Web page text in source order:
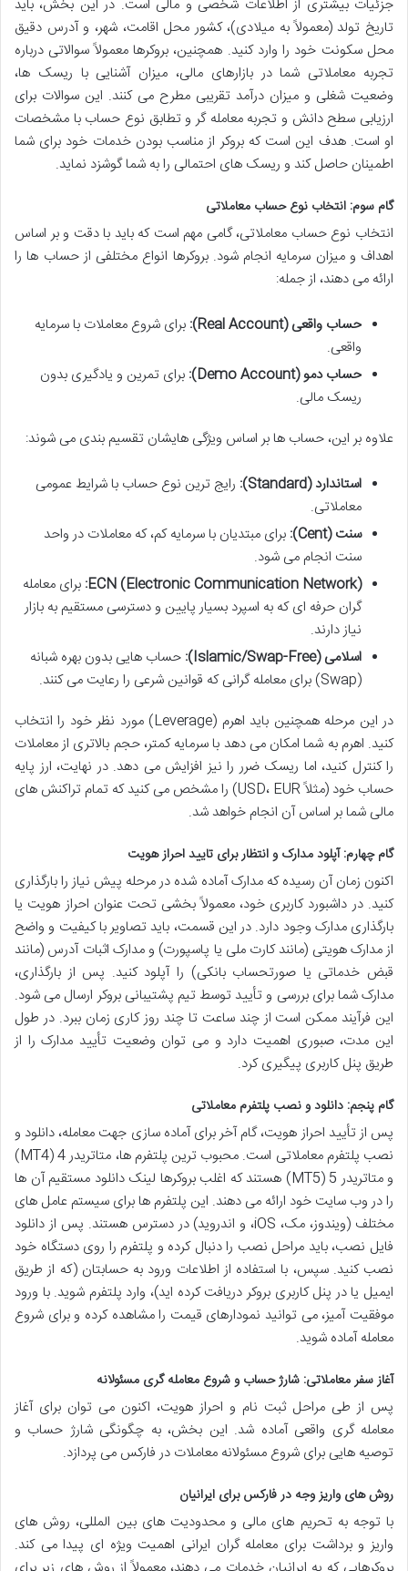
جزئیات بیشتری از اطلاعات شخصی و مالی است. در این بخش، باید
تاریخ تولد (معمولاً به میلادی)، کشور محل اقامت، شهر، و آدرس دقیق
محل سکونت خود را وارد کنید. همچنین، بروکرها معمولاً سوالاتی درباره
تجربه معاملاتی شما در بازارهای مالی، میزان آشنایی با ریسک ها،
وضعیت شغلی و میزان درآمد تقریبی مطرح می کنند. این سوالات برای
ارزیابی سطح دانش و تجربه معامله گر و تطابق نوع حساب با مشخصات
او است. هدف این است که بروکر از مناسب بودن خدمات خود برای شما
اطمینان حاصل کند و ریسک های احتمالی را به شما گوشزد نماید.
گام سوم: انتخاب نوع حساب معاملاتی
انتخاب نوع حساب معاملاتی، گامی مهم است که باید با دقت و بر اساس
اهداف و میزان سرمایه انجام شود. بروکرها انواع مختلفی از حساب ها را
ارائه می دهند، از جمله:
حساب واقعی (Real Account):
برای شروع معاملات با سرمایه
واقعی.
حساب دمو (Demo Account):
برای تمرین و یادگیری بدون
ریسک مالی.
علاوه بر این، حساب ها بر اساس ویژگی هایشان تقسیم بندی می شوند:
استاندارد (Standard):
رایج ترین نوع حساب با شرایط عمومی
معاملاتی.
سنت (Cent):
برای مبتدیان با سرمایه کم، که معاملات در واحد
سنت انجام می شود.
ECN (Electronic Communication Network): برای معامله
گران حرفه ای که به اسپرد بسیار پایین و دسترسی مستقیم به بازار
نیاز دارند.
اسلامی (Islamic/Swap-Free):
حساب هایی بدون بهره شبانه
(Swap) برای معامله گرانی که قوانین شرعی را رعایت می کنند.
در این مرحله همچنین باید اهرم (Leverage) مورد نظر خود را انتخاب
کنید. اهرم به شما امکان می دهد با سرمایه کمتر، حجم بالاتری از معاملات
را کنترل کنید، اما ریسک ضرر را نیز افزایش می دهد. در نهایت، ارز پایه
حساب خود (مثلاً USD، EUR) را مشخص می کنید که تمام تراکنش های
مالی شما بر اساس آن انجام خواهد شد.
گام چهارم: آپلود مدارک و انتظار برای تایید احراز هویت
اکنون زمان آن رسیده که مدارک آماده شده در مرحله پیش نیاز را بارگذاری
کنید. در داشبورد کاربری خود، معمولاً بخشی تحت عنوان احراز هویت یا
بارگذاری مدارک وجود دارد. در این قسمت، باید تصاویر با کیفیت و واضح
از مدارک هویتی (مانند کارت ملی یا پاسپورت) و مدارک اثبات آدرس (مانند
قبض خدماتی یا صورتحساب بانکی) را آپلود کنید. پس از بارگذاری،
مدارک شما برای بررسی و تأیید توسط تیم پشتیبانی بروکر ارسال می شود.
این فرآیند ممکن است از چند ساعت تا چند روز کاری زمان ببرد. در طول
این مدت، صبوری اهمیت دارد و می توان وضعیت تأیید مدارک را از
طریق پنل کاربری پیگیری کرد.
گام پنجم: دانلود و نصب پلتفرم معاملاتی
پس از تأیید احراز هویت، گام آخر برای آماده سازی جهت معامله، دانلود و
نصب پلتفرم معاملاتی است. محبوب ترین پلتفرم ها، متاتریدر 4 (MT4)
و متاتریدر 5 (MT5) هستند که اغلب بروکرها لینک دانلود مستقیم آن ها
را در وب سایت خود ارائه می دهند. این پلتفرم ها برای سیستم عامل های
مختلف (ویندوز، مک، iOS، و اندروید) در دسترس هستند. پس از دانلود
فایل نصب، باید مراحل نصب را دنبال کرده و پلتفرم را روی دستگاه خود
نصب کنید. سپس، با استفاده از اطلاعات ورود به حسابتان (که از طریق
ایمیل یا در پنل کاربری بروکر دریافت کرده اید)، وارد پلتفرم شوید. با ورود
موفقیت آمیز، می توانید نمودارهای قیمت را مشاهده کرده و برای شروع
معامله آماده شوید.
آغاز سفر معاملاتی: شارژ حساب و شروع معامله گری مسئولانه
پس از طی مراحل ثبت نام و احراز هویت، اکنون می توان برای آغاز
معامله گری واقعی آماده شد. این بخش، به چگونگی شارژ حساب و
توصیه هایی برای شروع مسئولانه معاملات در فارکس می پردازد.
روش های واریز وجه در فارکس برای ایرانیان
با توجه به تحریم های مالی و محدودیت های بین المللی، روش های
واریز و برداشت برای معامله گران ایرانی اهمیت ویژه ای پیدا می کند.